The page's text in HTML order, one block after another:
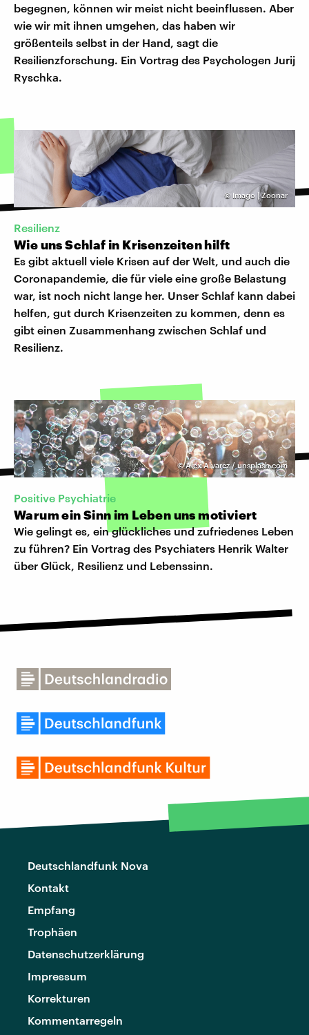
begegnen, können wir meist nicht beeinflussen. Aber
wie wir mit ihnen umgehen, das haben wir
größenteils selbst in der Hand, sagt die
Resilienzforschung. Ein Vortrag des Psychologen Jurij
Ryschka.
© Imago | Zoonar
Resilienz
Wie uns Schlaf in Krisenzeiten hilft
Es gibt aktuell viele Krisen auf der Welt, und auch die
Coronapandemie, die für viele eine große Belastung
war, ist noch nicht lange her. Unser Schlaf kann dabei
helfen, gut durch Krisenzeiten zu kommen, denn es
gibt einen Zusammenhang zwischen Schlaf und
Resilienz.
©Alex Alvarez / unsplash.com
Positive Psychiatrie
Warum ein Sinn im Leben uns motiviert
Wie gelingt es, ein glückliches und zufriedenes Leben
zu führen? Ein Vortrag des Psychiaters Henrik Walter
über Glück, Resilienz und Lebenssinn.
Deutschlandfunk Nova
Kontakt
Empfang
Trophäen
Datenschutzerklärung
Impressum
Korrekturen
Kommentarregeln